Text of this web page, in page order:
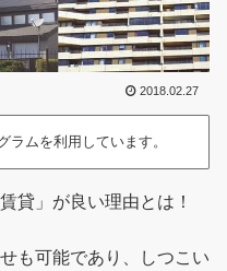
2018.02.27
ラムを利用しています。
貸」が良い理由とは！
も可能であり、しつこい